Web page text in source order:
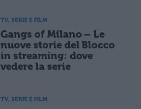
TV, SERIE E FILM
Gangs of Milano – Le
nuove storie del Blocco
in streaming: dove
vedere la serie
TV, SERIE E FILM